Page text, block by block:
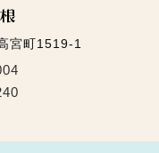
宮町1519-1